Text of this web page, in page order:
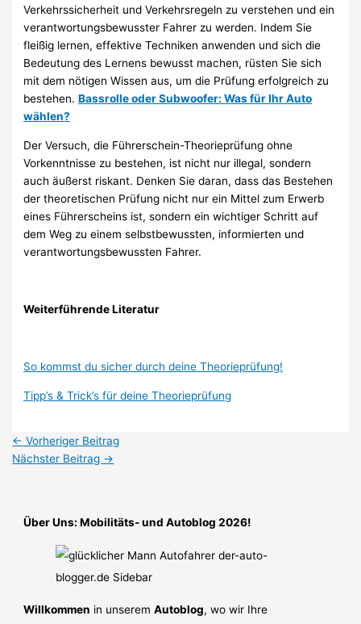
Verkehrssicherheit und Verkehrsregeln zu verstehen und ein
verantwortungsbewusster Fahrer zu werden. Indem Sie
fleißig lernen, effektive Techniken anwenden und sich die
Bedeutung des Lernens bewusst machen, rüsten Sie sich
mit dem nötigen Wissen aus, um die Prüfung erfolgreich zu
bestehen.Bassrolle oder Subwoofer: Was für Ihr Auto
wählen?
Der Versuch, die Führerschein-Theorieprüfung ohne
Vorkenntnisse zu bestehen, ist nicht nur illegal, sondern
auch äußerst riskant. Denken Sie daran, dass das Bestehen
der theoretischen Prüfung nicht nur ein Mittel zum Erwerb
eines Führerscheins ist, sondern ein wichtiger Schritt auf
dem Weg zu einem selbstbewussten, informierten und
verantwortungsbewussten Fahrer.
Weiterführende Literatur
So kommst du sicher durch deine Theorieprüfung!
Tipp’s & Trick’s für deine Theorieprüfung
← Vorheriger Beitrag
Nächster Beitrag →
Über Uns: Mobilitäts- und Autoblog 2026!
Willkommen in unseremAutoblog, wo wir Ihre